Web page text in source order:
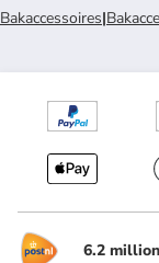
Bakaccessoires|
6.2